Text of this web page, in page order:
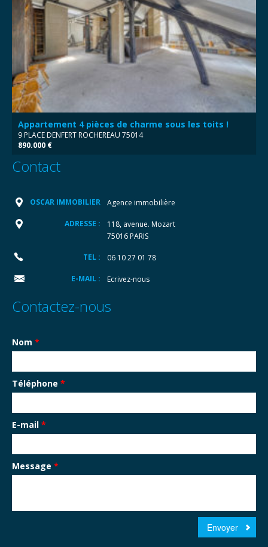
Appartement 4 pièces de charme sous les toits !
9 PLACE DENFERT ROCHEREAU 75014
890.000 €
Contact
OSCAR IMMOBILIER Agence immobilière
ADRESSE :
118, avenue. Mozart
75016 PARIS
TEL : 06 10 27 01 78
E-MAIL : Ecrivez-nous
Contactez-nous
Nom *
Téléphone *
E-mail *
Message *
Envoyer